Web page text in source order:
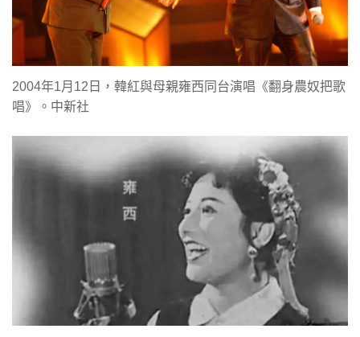
2004年1月12日，韓紅與母親雍西同台演唱《翻身農奴把歌
唱》。中新社